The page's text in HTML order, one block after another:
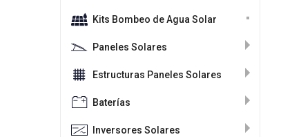
Kits Bombeo de Agua Solar
Paneles Solares
Estructuras Paneles Solares
Baterías
Inversores Solares